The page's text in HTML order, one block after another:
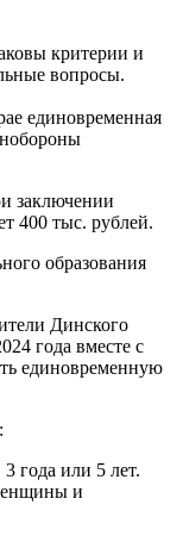
критерии и
вопросы.
единовременная
заключении
400 тыс. рублей.
образования
Динского
года вместе с
единовременную
года или 5 лет.
и